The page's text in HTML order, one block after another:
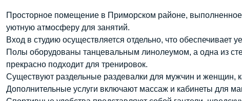
Просторное помещение в Приморском районе, выполненное
уютную атмосферу для занятий.
Вход в студию осуществляется отдельно, что обеспечивает
Полы оборудованы танцевальным линолеумом, а одна из
прекрасно подходит для тренировок.
Существуют раздельные раздевалки для мужчин и женщин,
Дополнительные услуги включают массаж и кабинеты для